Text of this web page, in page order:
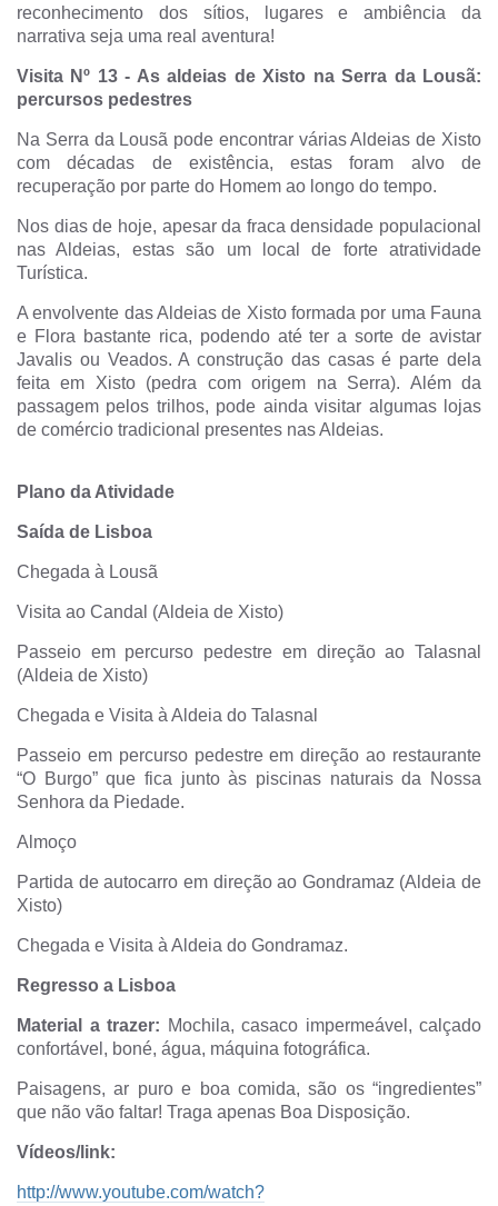
reconhecimento dos sítios, lugares e ambiência da
narrativa seja uma real aventura!
Visita Nº 13- As aldeias de Xisto na Serra da Lousã:
percursos pedestres
Na Serra da Lousã pode encontrar várias Aldeias de Xisto
com décadas de existência, estas foram alvo de
recuperação por parte do Homem ao longo do tempo.
Nos dias de hoje, apesar da fraca densidade populacional
nas Aldeias, estas são um local de forte atratividade
Turística.
A envolvente das Aldeias de Xisto formada por uma Fauna
e Flora bastante rica, podendo até ter a sorte de avistar
Javalis ou Veados. A construção das casas é parte dela
feita em Xisto (pedra com origem na Serra). Além da
passagem pelos trilhos, pode ainda visitar algumas lojas
de comércio tradicional presentes nas Aldeias.
Plano da Atividade
Saída de Lisboa
Chegada à Lousã
Visita ao Candal (Aldeia de Xisto)
Passeio em percurso pedestre em direção ao Talasnal
(Aldeia de Xisto)
Chegada e Visita à Aldeia do Talasnal
Passeio em percurso pedestre em direção ao restaurante
“O Burgo” que fica junto às piscinas naturais da Nossa
Senhora da Piedade.
Almoço
Partida de autocarro em direção ao Gondramaz (Aldeia de
Xisto)
Chegada e Visita à Aldeia do Gondramaz.
Regresso a Lisboa
Material a trazer: Mochila, casaco impermeável, calçado
confortável, boné, água, máquina fotográfica.
Paisagens, ar puro e boa comida, são os “ingredientes”
que não vão faltar! Traga apenas Boa Disposição.
Vídeos/link:
http://www.youtube.com/watch?